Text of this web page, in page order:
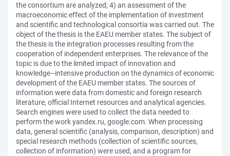
the consortium are analyzed; 4) an assessment of the
macroeconomic effect of the implementation of investment
and scientific and technological consortia was carried out. The
object of the thesis is the EAEU member states. The subject of
the thesis is the integration processes resulting from the
cooperation of independent enterprises. The relevance of the
topic is due to the limited impact of innovation and
knowledge–intensive production on the dynamics of economic
development of the EAEU member states. The sources of
information were data from domestic and foreign research
literature, official Internet resources and analytical agencies.
Search engines were used to collect the data needed to
perform the work yandex.ru, google.com. When processing
data, general scientific (analysis, comparison, description) and
special research methods (collection of scientific sources,
collection of information) were used, and a program for